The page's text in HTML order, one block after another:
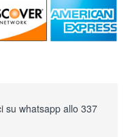
su whatsapp allo 337